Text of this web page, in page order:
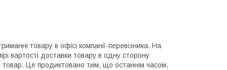
товару в офісі компанії-перевізника. На
вартості доставки товару в одну сторону
товар. Це продиктовано тим, що останнім часом,